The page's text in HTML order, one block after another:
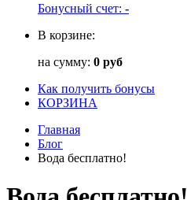
Бонусный счет: -
В корзине:
на сумму: 0 руб
Как получить бонусы
КОРЗИНА
Главная
Блог
Вода бесплатно!